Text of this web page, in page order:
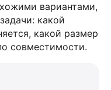
вариантами,
какой
какой размер
совместимости.